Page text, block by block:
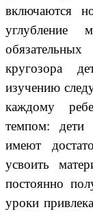
включаются
углубление
обязательных
кругозора
изучению
каждому
темпом: дети
имеют
усвоить
постоянно
уроки